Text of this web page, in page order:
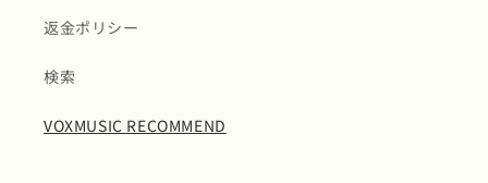
返金ポリシー
検索
VOXMUSIC RECOMMEND